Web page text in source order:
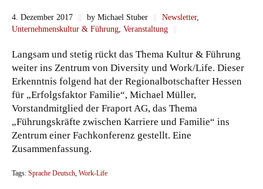
4. Dezember 2017 || by Michael Stuber || Newsletter,
Unternehmenskultur & Führung Veranstaltung ||
Langsam und stetig rückt das Thema Kultur & Führung
weiter ins Zentrum von Diversity und Work/Life. Dieser
Erkenntnis folgend hat der Regionalbotschafter Hessen
für „Erfolgsfaktor Familie“, Michael Müller,
Vorstandmitglied der Fraport AG, das Thema
„Führungskräfte zwischen Karriere und Familie“ ins
Zentrum einer Fachkonferenz gestellt. Eine
Zusammenfassung.
Tags: Sprache Deutsch, Work-Life